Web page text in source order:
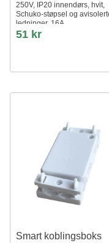
250V, IP20 innendørs, hvit,
Schuko-støpsel og
ledninger, 16A
51 kr
Smart koblingsboks